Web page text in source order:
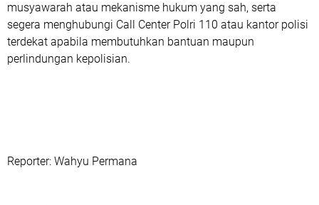
musyawarah atau mekanisme hukum yang sah, serta
segera menghubungi Call Center Polri 110 atau kantor polisi
terdekat apabila membutuhkan bantuan maupun
perlindungan kepolisian.
Reporter: Wahyu Permana